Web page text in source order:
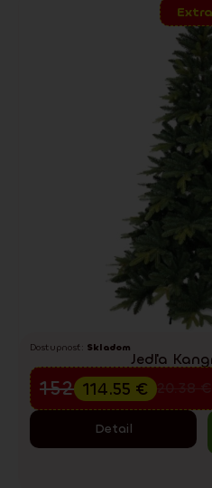
Dostupnosť: Skladom
Jedľa
220.38
152.73€
114.55 €
Detail